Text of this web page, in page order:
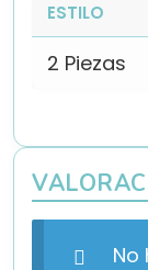
ESTILO
2 Piezas
No